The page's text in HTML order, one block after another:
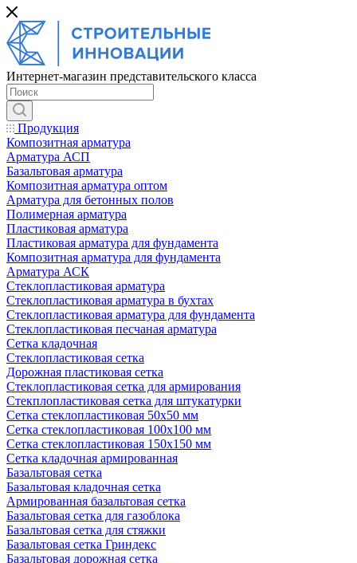
Интернет-магазин представительского класса
Продукция
Композитная арматура
Арматура АСП
Базальтовая арматура
Композитная арматура оптом
Арматура для бетонных полов
Полимерная арматура
Пластиковая арматура
Пластиковая арматура для фундамента
Композитная арматура для фундамента
Арматура АСК
Cтеклопластиковая арматура
Стеклопластиковая арматура в бухтах
Стеклопластиковая арматура для фундамента
Стеклопластиковая песчаная арматура
Сетка кладочная
Стеклопластиковая сетка
Дорожная пластиковая сетка
Стеклопластиковая сетка для армирования
Стекплопластиковая сетка для штукатурки
Сетка стеклопластиковая 50x50 мм
Сетка стеклопластиковая 100x100 мм
Сетка стеклопластиковая 150x150 мм
Сетка кладочная армированная
Базальтовая сетка
Базальтовая кладочная сетка
Армированная базальтовая сетка
Базальтовая сетка для газоблока
Базальтовая сетка для стяжки
Базальтовая сетка Гриндекс
Базальтовая дорожная сетка